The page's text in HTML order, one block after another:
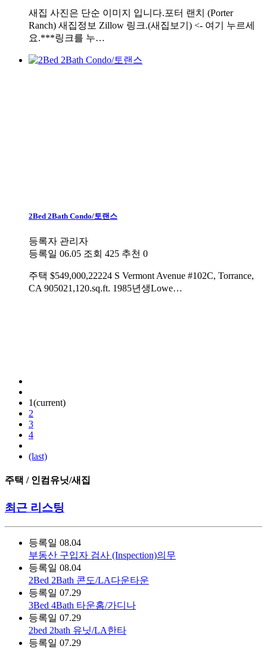
새집 사진은 단순 이미지 입니다.포터 랜치 (Porter
Ranch) 새집정보 Zillow 링크.(새집보기) <- 여기 누르세
요.***링크를 누…
2Bed 2Bath Condo/토랜스
등록자 관리자
등록일 06.05 조회 425 추천 0
주택 $549,000,22224 S Vermont Avenue #102C, Torrance,
CA 905021,120.sq.ft. 1985년생Lowe…
1(current)
2
3
4
(last)
주택 / 인컴유닛/새집
최근 리스팅
등록일 08.04
부동산 구입자 검사 (Inspection)의무
등록일 08.04
2Bed 2Bath 콘도/LA다운타운
등록일 07.29
3Bed 4Bath 타운홈/가디나
등록일 07.29
2bed 2bath 유닛/LA한타
등록일 07.29